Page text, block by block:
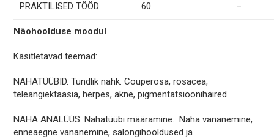
PRAKTILISED TÖÖD 60 –
Näohoolduse moodul
Käsitletavad teemad:
NAHATÜÜBID. Tundlik nahk. Couperosa, rosacea,
teleangiektaasia, herpes, akne, pigmentatsioonihäired.
NAHA ANALÜÜS. Nahatüübi määramine. Naha vananemine,
enneaegne vananemine, salongihooldused ja